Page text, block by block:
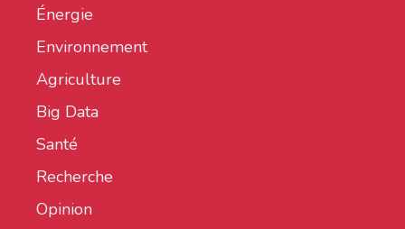
Énergie
Environnement
Agriculture
Big Data
Santé
Recherche
Opinion